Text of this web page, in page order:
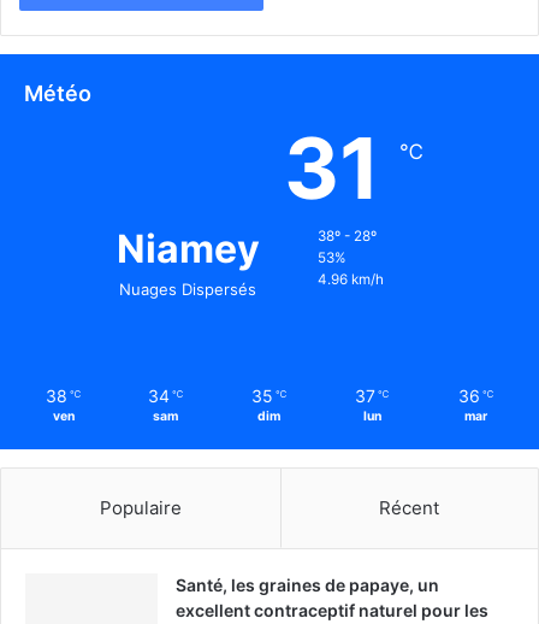
Météo
Niamey
Nuages Dispersés
31 ℃
38º - 28º
53%
4.96 km/h
38 ℃
ven
34 ℃
sam
35 ℃
dim
37 ℃
lun
36 ℃
mar
Populaire Récent
Santé, les graines de papaye, un
excellent contraceptif naturel pour les